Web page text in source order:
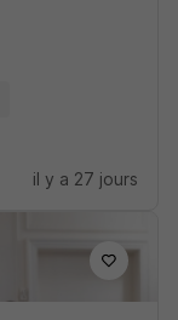
il y a 27 jours